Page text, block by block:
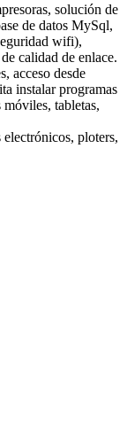
solución de
de datos MySql,
wifi),
calidad de enlace.
acceso desde
instalar programas
tabletas,
ploters,